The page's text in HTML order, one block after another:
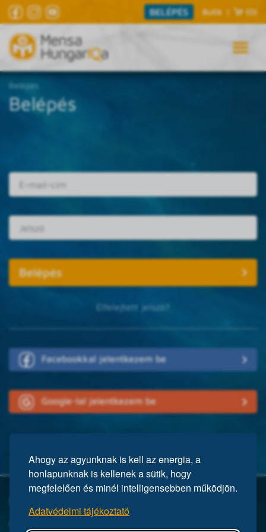
Ahogy az agyunknak is kell az energia, a
honlapunknak is kellenek a sütik, hogy
megfelelően és minél intelligensebben működjön.
Adatvédelmi tájékoztató
BELÉPÉS Butik | (0)
Belépés
Belépés
Elfelejtett jelszó?
Facebookkal jelentkezem be
Google-lal jelentkezem be
A Mensa egy nemzetközi egyesület, közel 150 ezer taggal a világ